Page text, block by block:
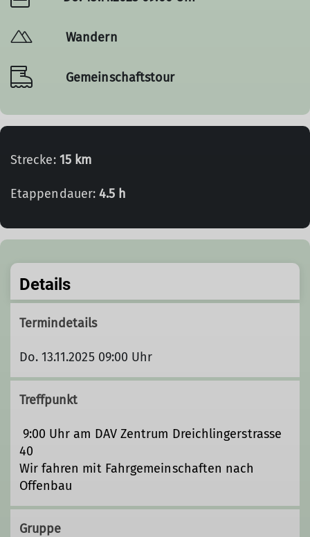
Wandern
Gemeinschaftstour
Strecke: 15 km
Etappendauer:4.5 h
Details
Termindetails
Do. 13.11.2025 09:00 Uhr
Treffpunkt
9:00 Uhr am DAV Zentrum Dreichlingerstrasse
40
Wir fahren mit Fahrgemeinschaften nach
Offenbau
Gruppe